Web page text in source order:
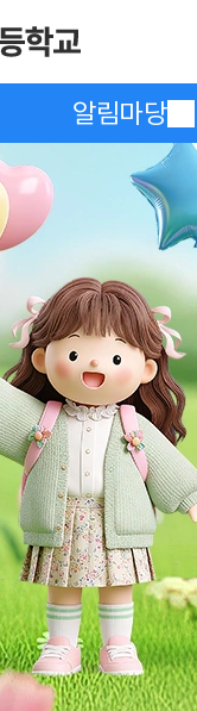
알림마당